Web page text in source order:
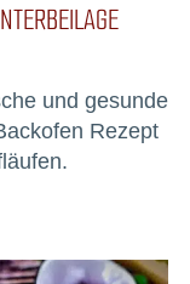
und gesunde
Rezept